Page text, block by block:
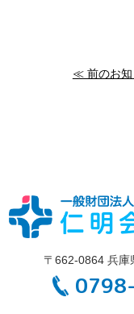
≪ 前のお知
〒662-0864 兵庫